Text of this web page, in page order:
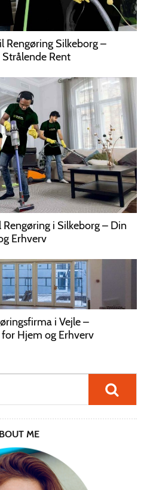
Rengøring Silkeborg –
Rent
i Silkeborg – Din
Erhverv
i Vejle –
Hjem og Erhverv
ME